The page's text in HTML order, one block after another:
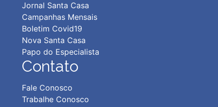
Jornal Santa Casa
Campanhas Mensais
Boletim Covid19
Nova Santa Casa
Papo do Especialista
Contato
Fale Conosco
Trabalhe Conosco